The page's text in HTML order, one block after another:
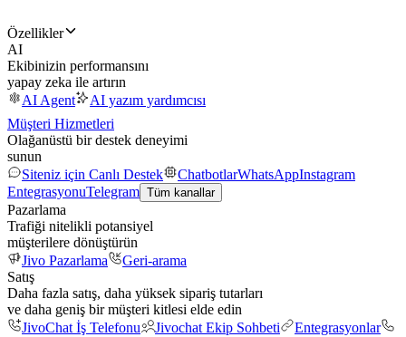
Özellikler
AI
Ekibinizin performansını
yapay zeka ile artırın
AI Agent
AI yazım yardımcısı
Müşteri Hizmetleri
Olağanüstü bir destek deneyimi
sunun
Siteniz için Canlı Destek
ChatbotlarWhatsAppInstagram
EntegrasyonuTelegram Tüm kanallar
Pazarlama
Trafiği nitelikli potansiyel
müşterilere dönüştürün
Jivo Pazarlama
Geri-arama
Satış
Daha fazla satış, daha yüksek sipariş tutarları
ve daha geniş bir müşteri kitlesi elde edin
JivoChat İş Telefonu
Jivochat Ekip Sohbeti
Entegrasyonlar